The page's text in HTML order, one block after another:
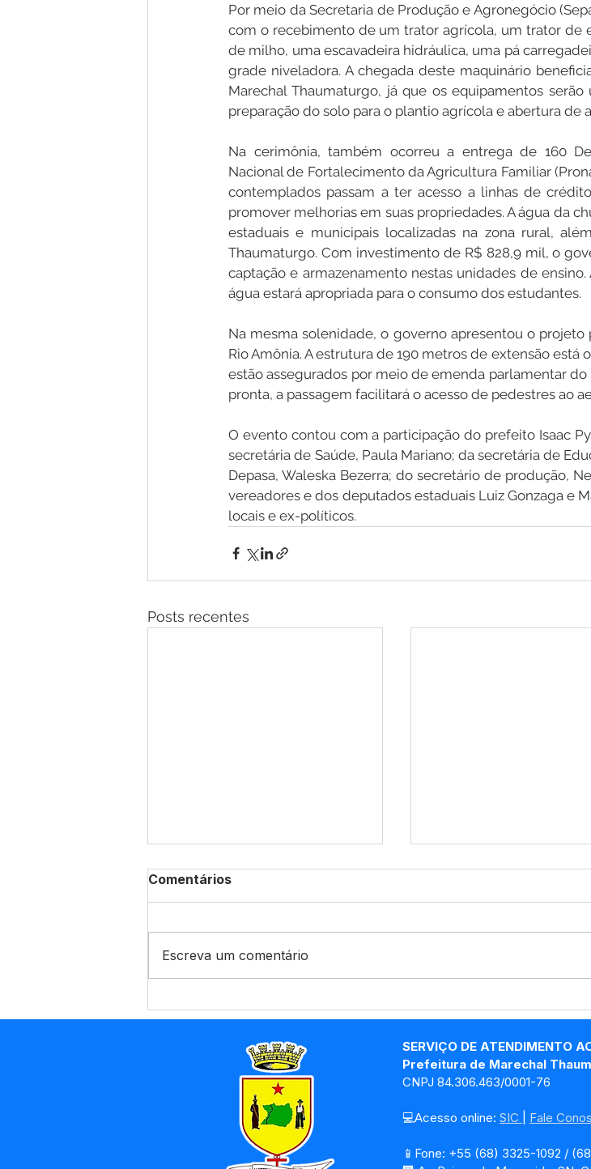
Por meio da Secretaria de Produção e Agronegócio
com o recebimento de um trator agrícola, um trator de
de milho, uma escavadeira hidráulica, uma pá
grade niveladora. A chegada deste maquinário
Marechal Thaumaturgo, já que os equipamentos
preparação do solo para o plantio agrícola e abertura de
Na cerimônia, também ocorreu a entrega de 160
Nacional de Fortalecimento da Agricultura Familiar
contemplados passam a ter acesso a linhas de
promover melhorias em suas propriedades. A água da
estaduais e municipais localizadas na zona rural,
Thaumaturgo. Com investimento de R$ 828,9 mil, o
captação e armazenamento nestas unidades de
água estará apropriada para o consumo dos estudantes.
Na mesma solenidade, o governo apresentou o projeto
Rio Amônia. A estrutura de 190 metros de extensão está
estão assegurados por meio de emenda parlamentar
pronta, a passagem facilitará o acesso de pedestres ao
O evento contou com a participação do prefeito Isaac
secretária de Saúde, Paula Mariano; da secretária de
Depasa, Waleska Bezerra; do secretário de produção,
vereadores e dos deputados estaduais Luiz Gonzaga e
locais e ex-políticos.
Posts recentes
EJA 2026 promove
formação continuada para
professores da Educação
de Jovens e Adultos
Comunidade Matrixã
Comentários
Escreva um comentário
SERVIÇO DE ATENDIMENTO
Prefeitura de Marechal
CNPJ 84.306.463/0001-76
💻Acesso online: SIC Fale
📱Fone: +55 (68) 3325-1092 /